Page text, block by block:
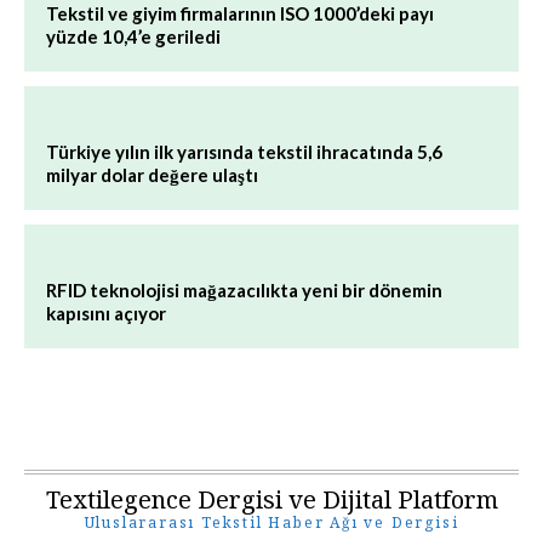
Tekstil ve giyim firmalarının ISO 1000’deki payı
yüzde 10,4’e geriledi
Türkiye yılın ilk yarısında tekstil ihracatında 5,6
milyar dolar değere ulaştı
RFID teknolojisi mağazacılıkta yeni bir dönemin
kapısını açıyor
Textilegence Dergisi ve Dijital Platform
Uluslararası Tekstil Haber Ağı ve Dergisi